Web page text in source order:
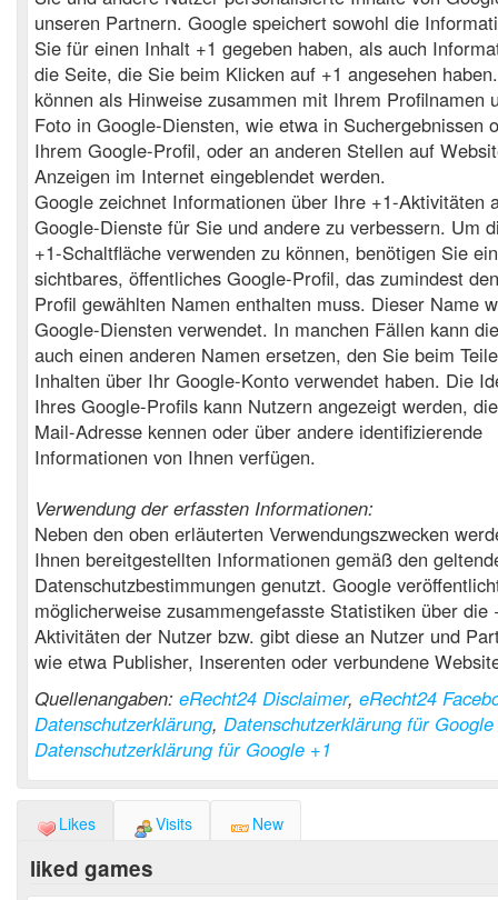
unseren Partnern. Google speichert sowohl die
Sie für einen Inhalt +1 gegeben haben, als auch
die Seite, die Sie beim Klicken auf +1 angesehen
können als Hinweise zusammen mit Ihrem Profilnamen
Foto in Google-Diensten, wie etwa in Suchergebnissen
Ihrem Google-Profil, oder an anderen Stellen auf
Anzeigen im Internet eingeblendet werden.
Google zeichnet Informationen über Ihre +1-Aktivitäten
Google-Dienste für Sie und andere zu verbessern. Um
+1-Schaltfläche verwenden zu können, benötigen Sie
sichtbares, öffentliches Google-Profil, das zumindest
Profil gewählten Namen enthalten muss. Dieser Name
Google-Diensten verwendet. In manchen Fällen kann
auch einen anderen Namen ersetzen, den Sie beim
Inhalten über Ihr Google-Konto verwendet haben. Die
Ihres Google-Profils kann Nutzern angezeigt werden,
Mail-Adresse kennen oder über andere identifizierende
Informationen von Ihnen verfügen.
Verwendung der erfassten Informationen:
Neben den oben erläuterten Verwendungszwecken
Ihnen bereitgestellten Informationen gemäß den
Datenschutzbestimmungen genutzt. Google
möglicherweise zusammengefasste Statistiken über die
Aktivitäten der Nutzer bzw. gibt diese an Nutzer und
wie etwa Publisher, Inserenten oder verbundene
Quellenangaben: eRecht24 Disclaimer, eRecht24
Datenschutzerklärung, Datenschutzerklärung für
Datenschutzerklärung für Google +1
Likes Visits New
liked games